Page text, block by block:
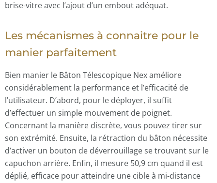
brise-vitre avec l’ajout d’un embout adéquat.
Les mécanismes à connaitre pour le
manier parfaitement
Bien manier le Bâton Télescopique Nex améliore
considérablement la performance et l’efficacité de
l’utilisateur. D’abord, pour le déployer, il suffit
d’effectuer un simple mouvement de poignet.
Concernant la manière discrète, vous pouvez tirer sur
son extrémité. Ensuite, la rétraction du bâton nécessite
d’activer un bouton de déverrouillage se trouvant sur le
capuchon arrière. Enfin, il mesure 50,9 cm quand il est
déplié, efficace pour atteindre une cible à mi-distance